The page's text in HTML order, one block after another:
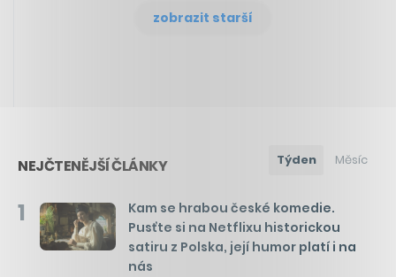
zobrazit starší
NEJČTENĚJŠÍ ČLÁNKY Týden Měsíc
1
Kam se hrabou české komedie.
Pusťte si na Netflixu historickou
satiru z Polska, její humor platí i na
nás